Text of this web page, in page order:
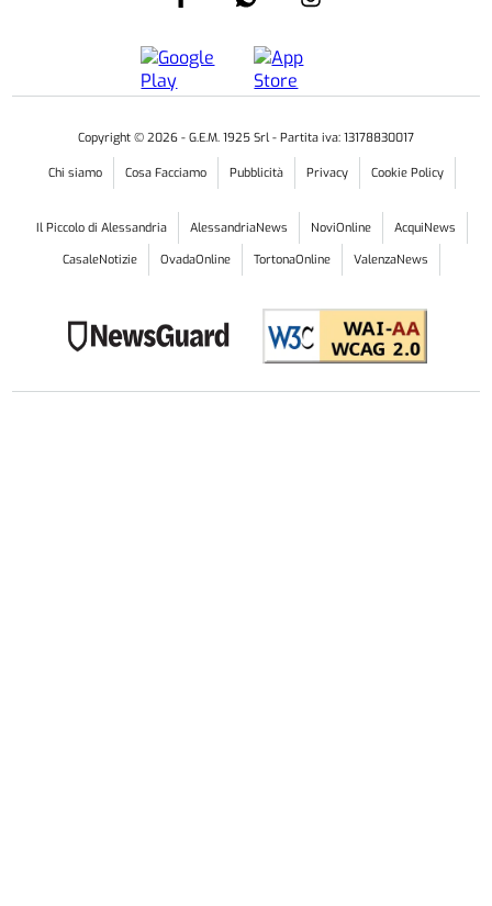
Copyright © 2026 - G.E.M. 1925 Srl - Partita iva: 13178830017
Chi siamo Cosa Facciamo Pubblicità Privacy Cookie Policy
Il Piccolo di Alessandria AlessandriaNews NoviOnline
AcquiNews
CasaleNotizie
OvadaOnline TortonaOnline ValenzaNews